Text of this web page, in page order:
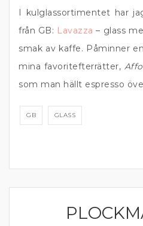
I kulglassortimentet har
från GB: Lavazza – glass
smak av kaffe. Påminner
mina favoritefterrätter,
som man hällt espresso
GB GLASS
SNITTAR OCH TILLTUGG